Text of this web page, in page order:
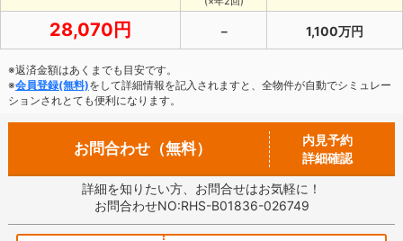
28,070円 － 1,100万円
※返済金額はあくまでも目安です。
※会員登録(無料)をして詳細情報を記入されますと、全物件が自動でシミュレー
ションされとても便利になります。
お問合わせ（無料）
内見予約
詳細確認
詳細を知りたい方、お問合せはお気軽に！
お問合わせNO:RHS-B01836-026749